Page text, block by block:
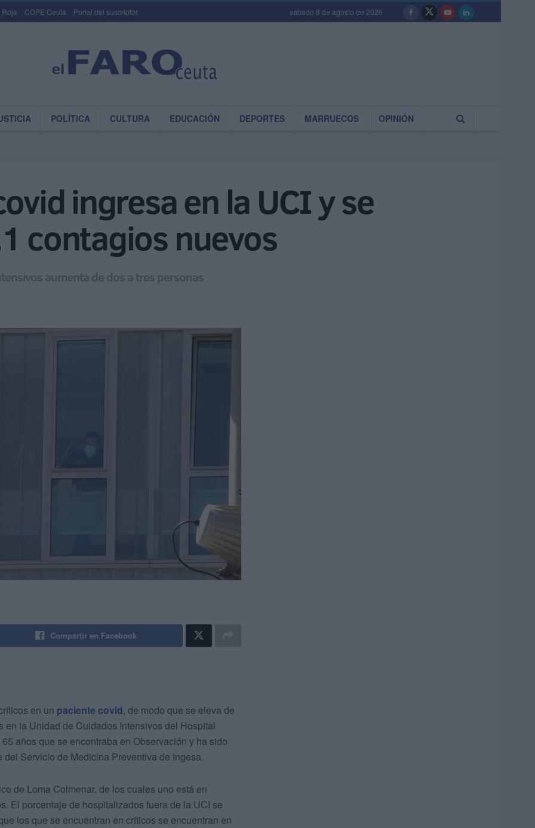
Roja COPE Ceuta Portal del suscriptor sábado 8 de agosto de 2026
POLÍTICA CULTURA EDUCACIÓN DEPORTES MARRUECOS OPINIÓN
ingresa en la UCI y se
contagios nuevos
aumenta de dos a tres personas
Compartir en Facebook
en un paciente covid, de modo que se eleva de
la Unidad de Cuidados Intensivos del Hospital
años que se encontraba en Observación y ha sido
del Servicio de Medicina Preventiva de Ingesa.
de Loma Colmenar, de los cuales uno está en
El porcentaje de hospitalizados fuera de la UCI se
los que se encuentran en críticos se encuentran en